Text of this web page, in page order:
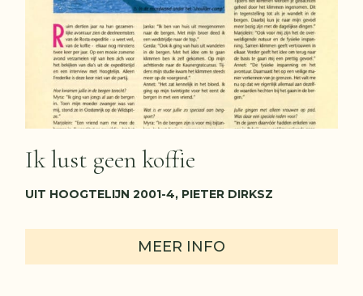
Ik lust geen koffie
UIT HOOGTELIJN 2001-4, PIETER DIRKSZ
MEER INFO